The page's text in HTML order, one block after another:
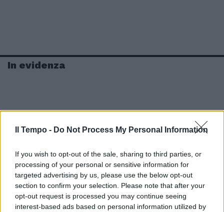
Il Tempo - Do Not Process My Personal Information
If you wish to opt-out of the sale, sharing to third parties, or
processing of your personal or sensitive information for
targeted advertising by us, please use the below opt-out
section to confirm your selection. Please note that after your
opt-out request is processed you may continue seeing
interest-based ads based on personal information utilized by
In evidenza